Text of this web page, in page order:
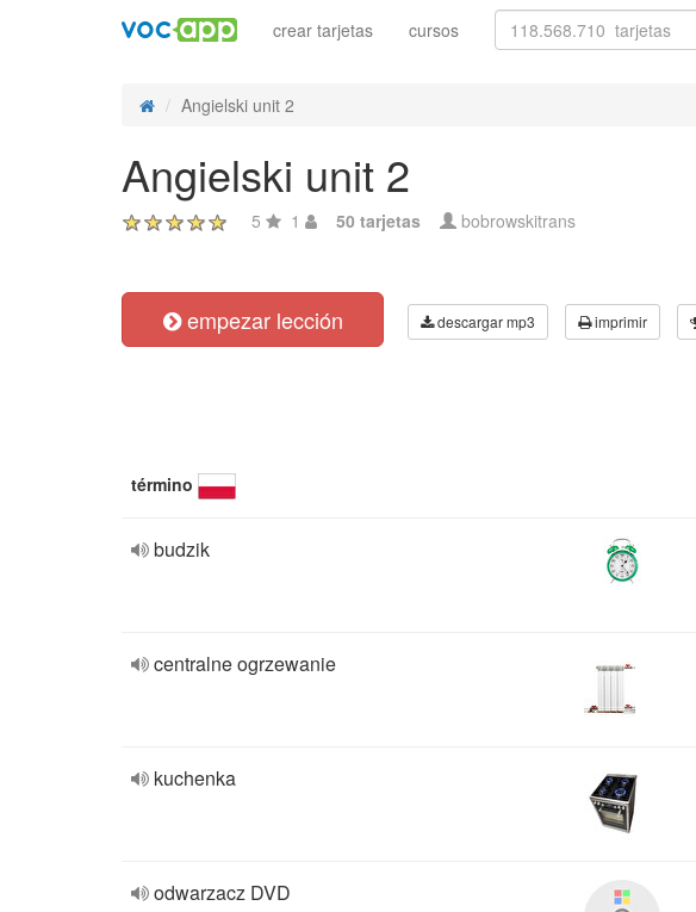
crear tarjetas cursos
Angielski unit 2
Angielski unit 2
5 1 50 tarjetas bobrowskitrans
empezar lección descargar mp3 imprimir
término
budzik
centralne ogrzewanie
kuchenka
odwarzacz DVD